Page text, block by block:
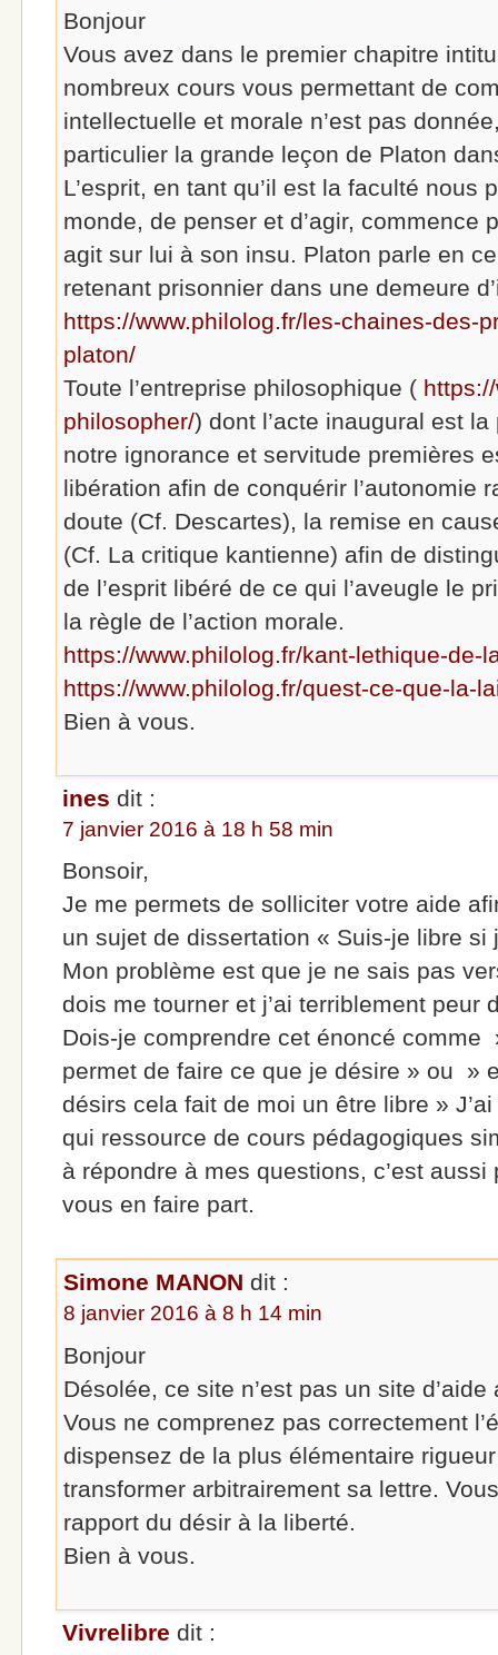
Bonjour
Vous avez dans le premier chapitre
nombreux cours vous permettant de
intellectuelle et morale n’est pas
particulier la grande leçon de Platon
L’esprit, en tant qu’il est la faculté nous
monde, de penser et d’agir, commence
agit sur lui à son insu. Platon parle en
retenant prisonnier dans une demeure
https://www.philolog.fr/les-chaines-des-
platon/
Toute l’entreprise philosophique (
philosopher/) dont l’acte inaugural est
notre ignorance et servitude premières
libération afin de conquérir l’autonomie
doute (Cf. Descartes), la remise en
(Cf. La critique kantienne) afin de
de l’esprit libéré de ce qui l’aveugle le
la règle de l’action morale.
https://www.philolog.fr/kant-lethique-de-
https://www.philolog.fr/quest-ce-que-la-
Bien à vous.
ines dit :
7 janvier 2016 à 18 h 58 min
Bonsoir,
Je me permets de solliciter votre aide
un sujet de dissertation « Suis-je libre
Mon problème est que je ne sais pas
dois me tourner et j’ai terriblement peur
Dois-je comprendre cet énoncé comme
permet de faire ce que je désire » ou »
désirs cela fait de moi un être libre »
qui ressource de cours pédagogiques
à répondre à mes questions, c’est
vous en faire part.
Simone MANON dit :
8 janvier 2016 à 8 h 14 min
Bonjour
Désolée, ce site n’est pas un site
Vous ne comprenez pas correctement
dispensez de la plus élémentaire
transformer arbitrairement sa lettre.
rapport du désir à la liberté.
Bien à vous.
Vivrelibre dit :